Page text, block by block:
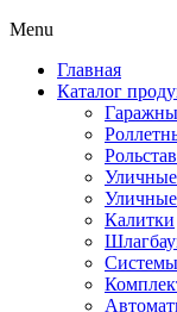
Menu
Главная
Каталог
Уличные
Калитки